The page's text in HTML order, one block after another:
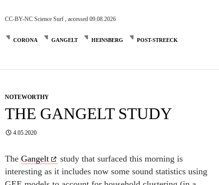
CC-BY-NC Science Surf , accessed 09.08.2026
CORONA GANGELT HEINSBERG POST-STREECK
NOTEWORTHY
THE GANGELT STUDY
4.05.2020
The Gangelt
study that surfaced this morning is
interesting as it includes now some sound statistics using